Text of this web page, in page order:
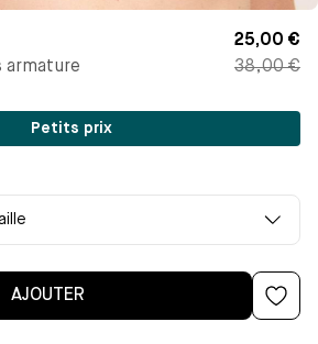
armature
25,00 €
38,00 €
Petits prix
AJOUTER